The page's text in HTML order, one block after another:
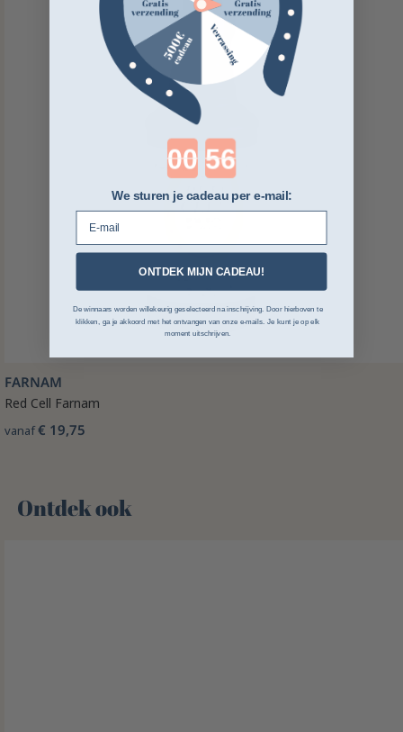
FARNAM
Red Cell Farnam
vanaf€ 19,75
Ontdek ook 🌻
Countdown ends in:
We sturen je cadeau per e-mail:
ONTDEK MIJN CADEAU!
De winnaars worden willekeurig geselecteerd na inschrijving. Door hierboven te
klikken, ga je akkoord met het ontvangen van onze e-mails. Je kunt je op elk
moment uitschrijven.